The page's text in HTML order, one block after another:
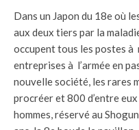
Dans un Japon du 18e où
aux deux tiers par la
occupent tous les postes à
entreprises à l’armée en
nouvelle société, les rares
procréer et 800 d’entre
hommes, réservé au